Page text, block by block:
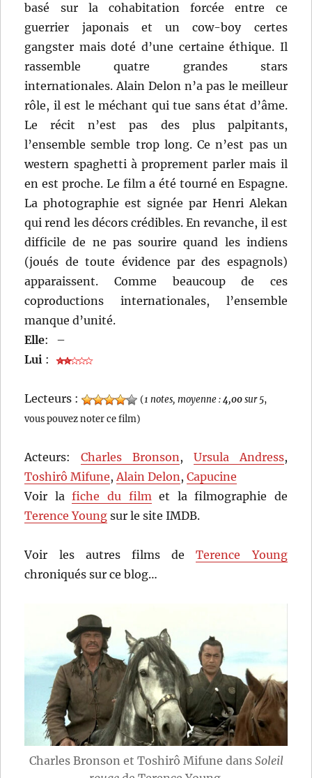
basé sur la cohabitation forcée entre ce
guerrier japonais et un cow-boy certes
gangster mais doté d’une certaine éthique. Il
rassemble quatre grandes stars
internationales. Alain Delon n’a pas le meilleur
rôle, il est le méchant qui tue sans état d’âme.
Le récit n’est pas des plus palpitants,
l’ensemble semble trop long. Ce n’est pas un
western spaghetti à proprement parler mais il
en est proche. Le film a été tourné en Espagne.
La photographie est signée par Henri Alekan
qui rend les décors crédibles. En revanche, il est
difficile de ne pas sourire quand les indiens
(joués de toute évidence par des espagnols)
apparaissent. Comme beaucoup de ces
coproductions internationales, l’ensemble
manque d’unité.
Elle:
–
Lui :
Lecteurs : (1 notes, moyenne :4,00sur 5,
vous pouvez noter ce film)
Acteurs:Charles Bronson, Ursula Andress,
Toshirô Mifune,Alain Delon,Capucine
Voir lafiche du filmet la filmographie de
Terence Young sur le site IMDB.
Voir les autres films deTerence Young
chroniqués sur ce blog…
Charles Bronson et Toshirô Mifune dans Soleil